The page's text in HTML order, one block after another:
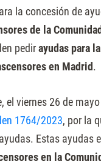
la concesión de
de la
pedirayudas para
en Madrid.
el viernes 26 de
1764/2023, por la
Estas ayudas
en la